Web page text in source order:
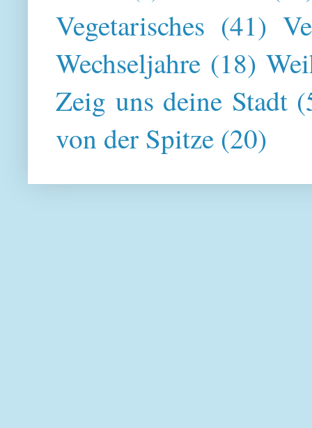
Vegetarisches (41)
Wechseljahre (18)
Zeig uns deine Stadt
von der Spitze (20)